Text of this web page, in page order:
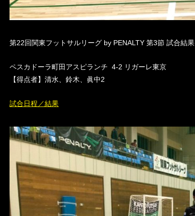
第22回関東フットサルリーグ by PENALTY 第3節 試合結果
ペスカドーラ町田アスピランチ 4-2 リガーレ東京
【得点者】清水、鈴木、眞中2
試合日程／結果